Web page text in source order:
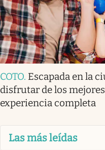
COTO. Escapada en la
disfrutar de los
experiencia completa
Las más leídas